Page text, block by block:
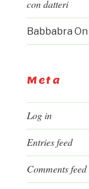
con datteri
Babbabra On
Meta
Log in
Entries feed
Comments feed